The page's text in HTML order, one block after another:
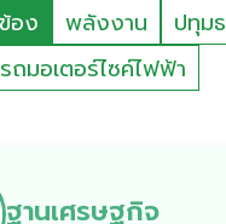
อง พลังงาน ปทุม
รถมอเตอร์ไซค์ไฟฟ้า
ฐานเศรษฐกิจ